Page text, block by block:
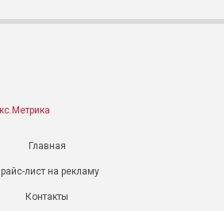
Главная
лист на рекламу
Контакты